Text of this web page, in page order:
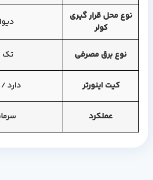
نوع محل قرار گیری
دیواری
نوع برق مصرفی تک فاز
کیت اینورتر دارد / ندارد
عملکرد سرمایش